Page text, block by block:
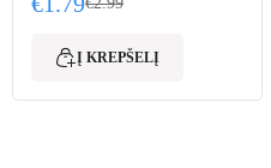
Original price was: €2.99.
Current price is: €1.79.
Į KREPŠELĮ